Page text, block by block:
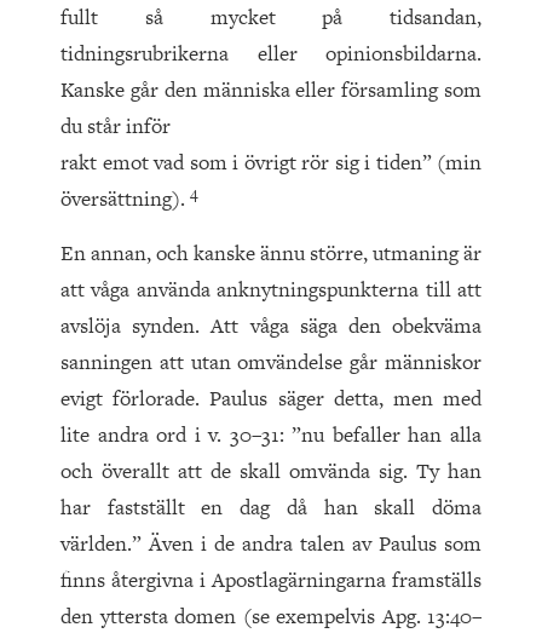
fullt så mycket på tidsandan,
tidningsrubrikerna eller opinionsbildarna.
Kanske går den människa eller församling som
du står inför
rakt emot vad som i övrigt rör sig i tiden” (min
översättning). 4
En annan, och kanske ännu större, utmaning är
att våga använda anknytningspunkterna till att
avslöja synden. Att våga säga den obekväma
sanningen att utan omvändelse går människor
evigt förlorade. Paulus säger detta, men med
lite andra ord i v. 30–31: ”nu befaller han alla
och överallt att de skall omvända sig. Ty han
har fastställt en dag då han skall döma
världen.” Även i de andra talen av Paulus som
finns återgivna i Apostlagärningarna framställs
den yttersta domen (se exempelvis Apg. 13:40–